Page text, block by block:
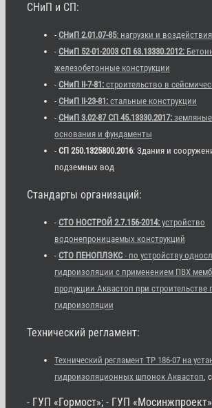
СНиП и СП:
- СНиП 2.01.07-85: нагрузки и воздействия
- СНиП 52-01-2003 СП 63.13330.2012:
железобетонные конструкции
- СНиП II-7-81: строительство в
- СНиП II-23-81: стальные конструкции
- СНиП 3.02-87 СП 45.13330.2017:
основания и фундаменты
- СП 250.1325800.2016: Здания и
подземных вод
Стандарты организаций:
- СТО НОСТРОЙ 2.7.156-2014: устройство
водонепроницаемых конструкций
- СТО ПЕНОПЛЭКС- по устройству
гидроизоляции с применением ПВХ
продукции Аквастоп при строительстве
гидроизоляции
Технический регламент:
Технический регламент ТР 186-07 на
гидроизоляционных шпонок Аквастоп,
- ГУП «Гормост»; - ГУП